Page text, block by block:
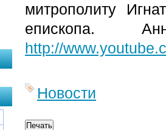
митрополиту
епископа.
http://
Новости